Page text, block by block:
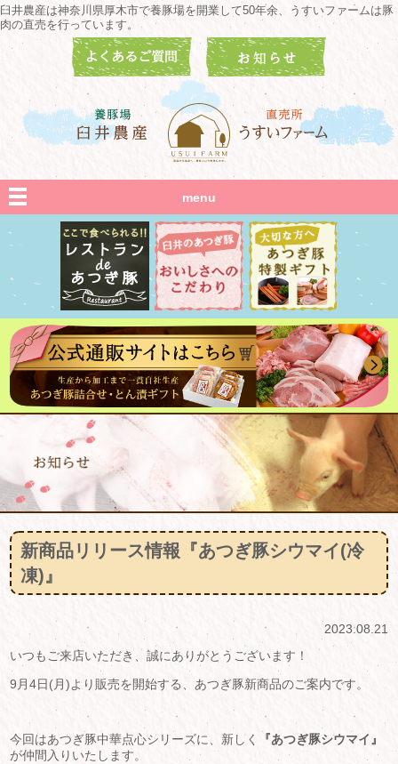
臼井農産は神奈川県厚木市で養豚場を開業して50年余、うすいファームは豚
肉の直売を行っています。
menu
新商品リリース情報『あつぎ豚シウマイ(冷
凍)』
2023.08.21
いつもご来店いただき、誠にありがとうございます！
9月4日(月)より販売を開始する、あつぎ豚新商品のご案内です。
今回はあつぎ豚中華点心シリーズに、新しく『あつぎ豚シウマイ』
が仲間入りいたします。